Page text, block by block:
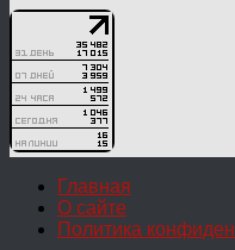
Главная
О сайте
Политика